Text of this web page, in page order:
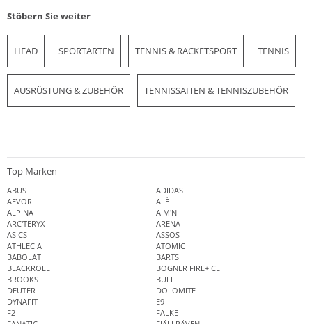
Stöbern Sie weiter
HEAD SPORTARTEN TENNIS & RACKETSPORT TENNIS
AUSRÜSTUNG & ZUBEHÖR TENNISSAITEN & TENNISZUBEHÖR
Top Marken
ABUS
ADIDAS
AEVOR
ALÉ
ALPINA
AIM'N
ARC'TERYX
ARENA
ASICS
ASSOS
ATHLECIA
ATOMIC
BABOLAT
BARTS
BLACKROLL
BOGNER FIRE+ICE
BROOKS
BUFF
DEUTER
DOLOMITE
DYNAFIT
E9
F2
FALKE